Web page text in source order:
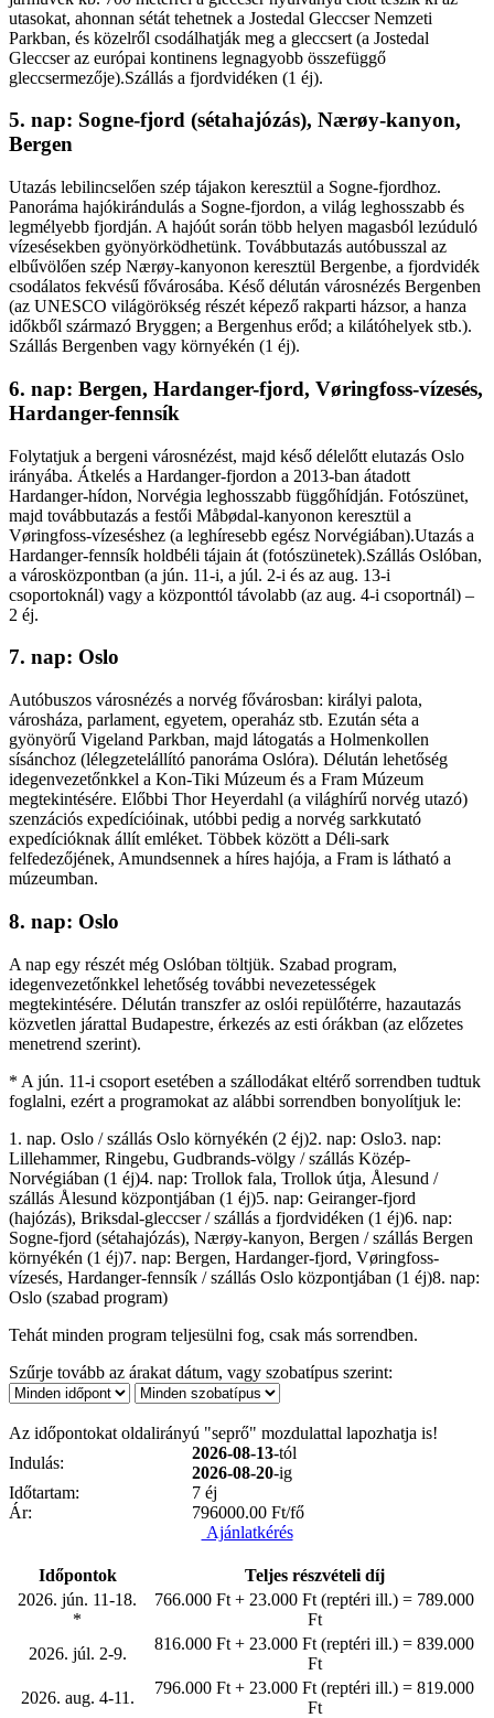
utasokat, ahonnan sétát tehetnek a Jostedal Gleccser Nemzeti
Parkban, és közelről csodálhatják meg a gleccsert (a Jostedal
Gleccser az európai kontinens legnagyobb összefüggő
gleccsermezője).Szállás a fjordvidéken (1 éj).
5. nap: Sogne-fjord (sétahajózás), Nærøy-kanyon,
Bergen
Utazás lebilincselően szép tájakon keresztül a Sogne-fjordhoz.
Panoráma hajókirándulás a Sogne-fjordon, a világ leghosszabb és
legmélyebb fjordján. A hajóút során több helyen magasból lezúduló
vízesésekben gyönyörködhetünk. Továbbutazás autóbusszal az
elbűvölően szép Nærøy-kanyonon keresztül Bergenbe, a fjordvidék
csodálatos fekvésű fővárosába. Késő délután városnézés Bergenben
(az UNESCO világörökség részét képező rakparti házsor, a hanza
időkből származó Bryggen; a Bergenhus erőd; a kilátóhelyek stb.).
Szállás Bergenben vagy környékén (1 éj).
6. nap: Bergen, Hardanger-fjord, Vøringfoss-vízesés,
Hardanger-fennsík
Folytatjuk a bergeni városnézést, majd késő délelőtt elutazás Oslo
irányába. Átkelés a Hardanger-fjordon a 2013-ban átadott
Hardanger-hídon, Norvégia leghosszabb függőhídján. Fotószünet,
majd továbbutazás a festői Måbødal-kanyonon keresztül a
Vøringfoss-vízeséshez (a leghíresebb egész Norvégiában).Utazás a
Hardanger-fennsík holdbéli tájain át (fotószünetek).Szállás Oslóban,
a városközpontban (a jún. 11-i, a júl. 2-i és az aug. 13-i
csoportoknál) vagy a központtól távolabb (az aug. 4-i csoportnál) –
2 éj.
7. nap: Oslo
Autóbuszos városnézés a norvég fővárosban: királyi palota,
városháza, parlament, egyetem, operaház stb. Ezután séta a
gyönyörű Vigeland Parkban, majd látogatás a Holmenkollen
sísánchoz (lélegzetelállító panoráma Oslóra). Délután lehetőség
idegenvezetőnkkel a Kon-Tiki Múzeum és a Fram Múzeum
megtekintésére. Előbbi Thor Heyerdahl (a világhírű norvég utazó)
szenzációs expedícióinak, utóbbi pedig a norvég sarkkutató
expedícióknak állít emléket. Többek között a Déli-sark
felfedezőjének, Amundsennek a híres hajója, a Fram is látható a
múzeumban.
8. nap: Oslo
A nap egy részét még Oslóban töltjük. Szabad program,
idegenvezetőnkkel lehetőség további nevezetességek
megtekintésére. Délután transzfer az oslói repülőtérre, hazautazás
közvetlen járattal Budapestre, érkezés az esti órákban (az előzetes
menetrend szerint).
* A jún. 11-i csoport esetében a szállodákat eltérő sorrendben tudtuk
foglalni, ezért a programokat az alábbi sorrendben bonyolítjuk le:
1. nap. Oslo / szállás Oslo környékén (2 éj)2. nap: Oslo3. nap:
Lillehammer, Ringebu, Gudbrands-völgy / szállás Közép-
Norvégiában (1 éj)4. nap: Trollok fala, Trollok útja, Ålesund /
szállás Ålesund központjában (1 éj)5. nap: Geiranger-fjord
(hajózás), Briksdal-gleccser / szállás a fjordvidéken (1 éj)6. nap:
Sogne-fjord (sétahajózás), Nærøy-kanyon, Bergen / szállás Bergen
környékén (1 éj)7. nap: Bergen, Hardanger-fjord, Vøringfoss-
vízesés, Hardanger-fennsík / szállás Oslo központjában (1 éj)8. nap:
Oslo (szabad program)
Tehát minden program teljesülni fog, csak más sorrendben.
Szűrje tovább az árakat dátum, vagy szobatípus szerint:
Az időpontokat oldalirányú "seprő" mozdulattal lapozhatja is!
Indulás:
2026-08-13-tól
2026-08-20-ig
Időtartam:
7 éj
Ár:
796000.00 Ft/fő
Ajánlatkérés
Időpontok
Teljes részvételi díj
2026. jún. 11-18.
*
766.000 Ft + 23.000 Ft (reptéri ill.) = 789.000
Ft
2026. júl. 2-9.
816.000 Ft + 23.000 Ft (reptéri ill.) = 839.000
Ft
2026. aug. 4-11.
796.000 Ft + 23.000 Ft (reptéri ill.) = 819.000
Ft